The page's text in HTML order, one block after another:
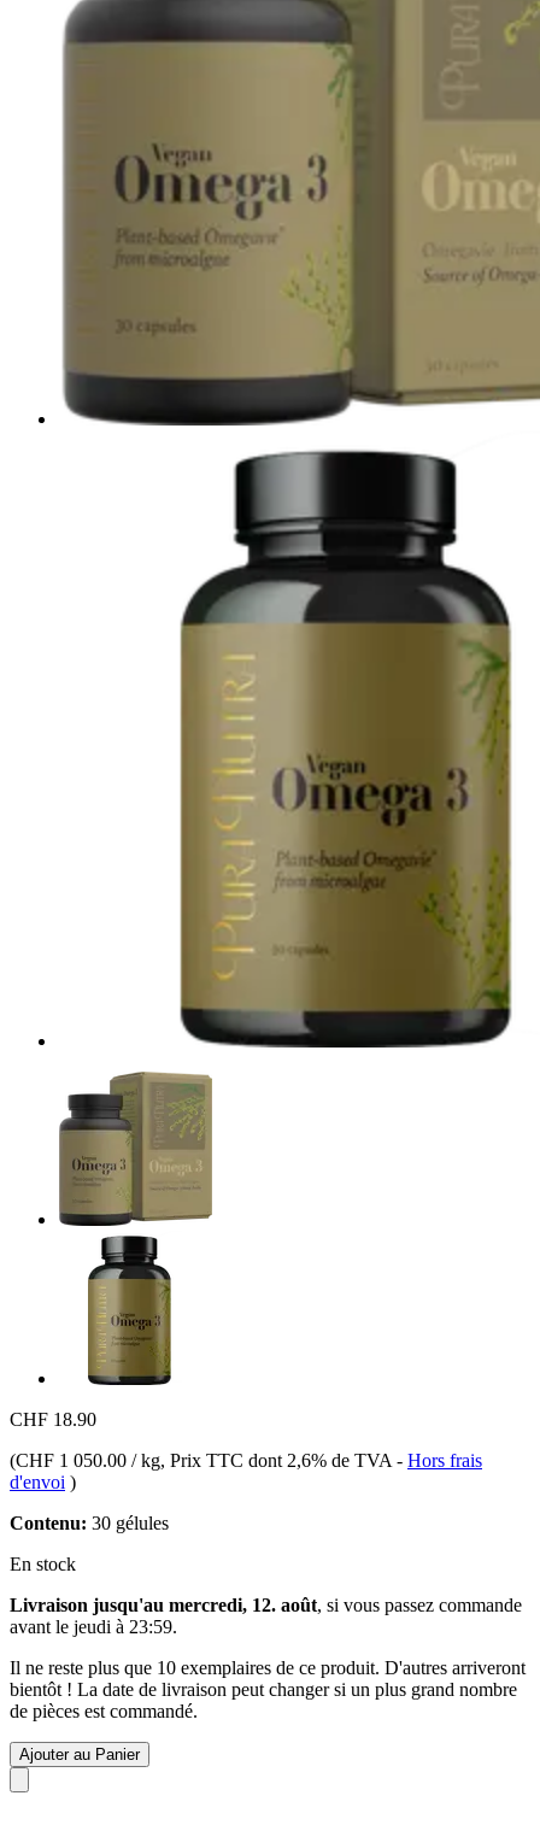
CHF 18.90
(CHF 1 050.00 / kg, Prix TTC dont 2,6% de TVA - Hors frais
d'envoi )
Contenu: 30 gélules
En stock
Livraison jusqu'au mercredi, 12. août, si vous passez commande
avant le jeudi à 23:59.
Il ne reste plus que 10 exemplaires de ce produit. D'autres arriveront
bientôt ! La date de livraison peut changer si un plus grand nombre
de pièces est commandé.
Ajouter au Panier